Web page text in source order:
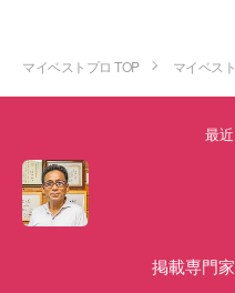
マイベストプロ TOP マイベス
最
掲載専門